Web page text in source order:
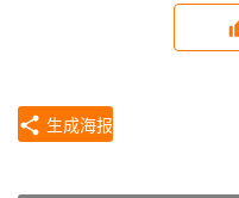
生成海报